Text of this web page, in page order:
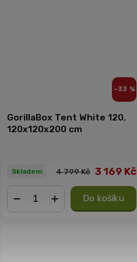
–33 %
GorillaBox Tent White 120,
120x120x200 cm
Skladem 4 799 Kč 3 169 Kč
Do košíku